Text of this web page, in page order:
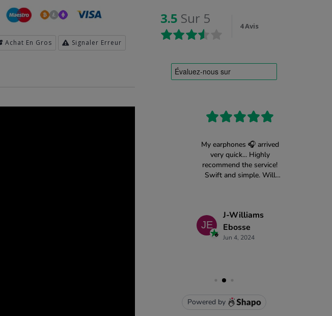
Achat En Gros Signaler Erreur
3.5 Sur 5 4 Avis